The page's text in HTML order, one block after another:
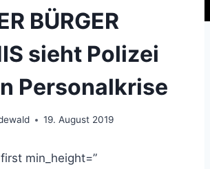
BÜRGER
sieht Polizei
Personalkrise
19. August 2019
min_height=”